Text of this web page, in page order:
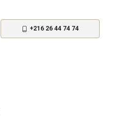
+216 26 44 74 74